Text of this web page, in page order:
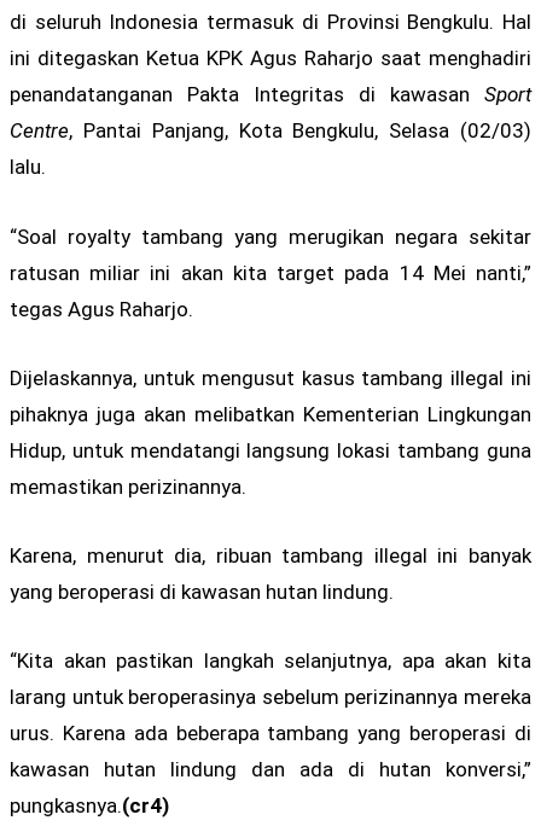
di seluruh Indonesia termasuk di Provinsi Bengkulu. Hal
ini ditegaskan Ketua KPK Agus Raharjo saat menghadiri
penandatanganan Pakta Integritas di kawasan Sport
Centre, Pantai Panjang, Kota Bengkulu, Selasa (02/03)
lalu.
“Soal royalty tambang yang merugikan negara sekitar
ratusan miliar ini akan kita target pada 14 Mei nanti,”
tegas Agus Raharjo.
Dijelaskannya, untuk mengusut kasus tambang illegal ini
pihaknya juga akan melibatkan Kementerian Lingkungan
Hidup, untuk mendatangi langsung lokasi tambang guna
memastikan perizinannya.
Karena, menurut dia, ribuan tambang illegal ini banyak
yang beroperasi di kawasan hutan lindung.
“Kita akan pastikan langkah selanjutnya, apa akan kita
larang untuk beroperasinya sebelum perizinannya mereka
urus. Karena ada beberapa tambang yang beroperasi di
kawasan hutan lindung dan ada di hutan konversi,”
pungkasnya.(cr4)